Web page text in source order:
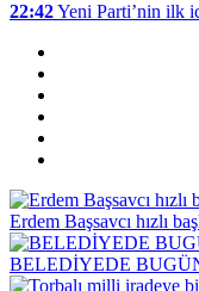
22:42Yeni Parti’nin ilk
Erdem Başsavcı hızlı
BELEDİYEDE